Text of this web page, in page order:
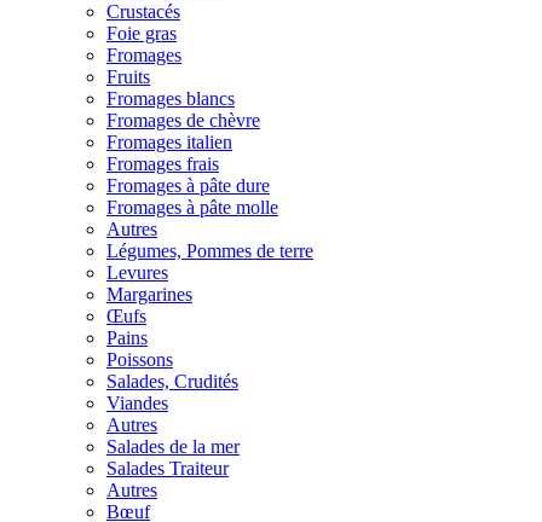
Crustacés
Foie gras
Fromages
Fruits
Fromages blancs
Fromages de chèvre
Fromages italien
Fromages frais
Fromages à pâte dure
Fromages à pâte molle
Autres
Légumes, Pommes de terre
Levures
Margarines
Œufs
Pains
Poissons
Salades, Crudités
Viandes
Autres
Salades de la mer
Salades Traiteur
Autres
Bœuf